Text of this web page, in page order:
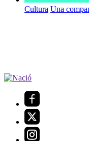
Cultura Una